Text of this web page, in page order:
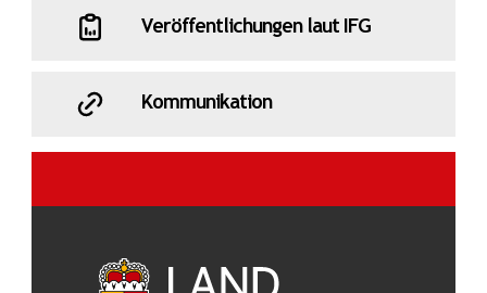
Veröffentlichungen laut IFG
Kommunikation